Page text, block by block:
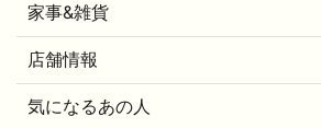
家事&雑貨
店舗情報
気になるあの人